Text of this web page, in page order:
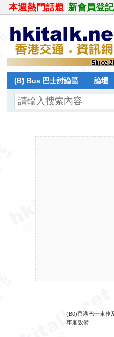
本週熱門話題 新會員登
(B) Bus 巴士討論區 論壇
(B0)香港巴士車務
車廂設備